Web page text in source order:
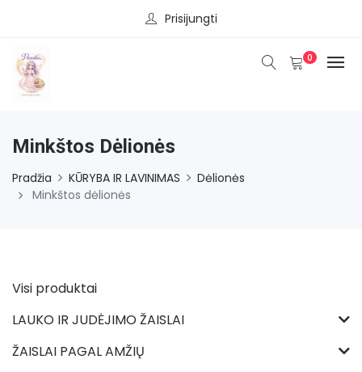
Prisijungti
0
Minkštos Dėlionės
Pradžia KŪRYBA IR LAVINIMAS
Dėlionės
Minkštos dėlionės
Visi produktai
LAUKO IR JUDĖJIMO ŽAISLAI
ŽAISLAI PAGAL AMŽIŲ